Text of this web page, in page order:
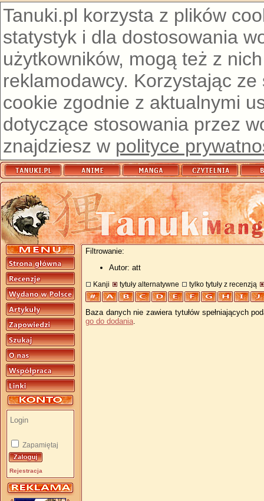
Tanuki.pl korzysta z plików
statystyk i dla dostosowania
użytkowników, mogą też z
reklamodawcy. Korzystając
cookie zgodnie z aktualnymi
dotyczące stosowania przez
znajdziesz w polityce
Zapamiętaj
Rejestracja
Filtrowanie:
Autor: att
Kanji tytuły alternatywne tylko tytuły z recenzją
Baza danych nie zawiera tytułów spełniających
go do dodania.